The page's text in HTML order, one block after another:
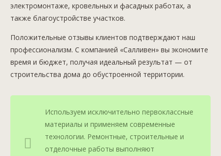
электромонтаже, кровельных и фасадных работах, а
также благоустройстве участков.
Положительные отзывы клиентов подтверждают наш
профессионализм. С компанией «Салливен» вы экономите
время и бюджет, получая идеальный результат — от
строительства дома до обустроенной территории.
Используем исключительно первоклассные
материалы и применяем современные
технологии. Ремонтные, строительные и
отделочные работы выполняют